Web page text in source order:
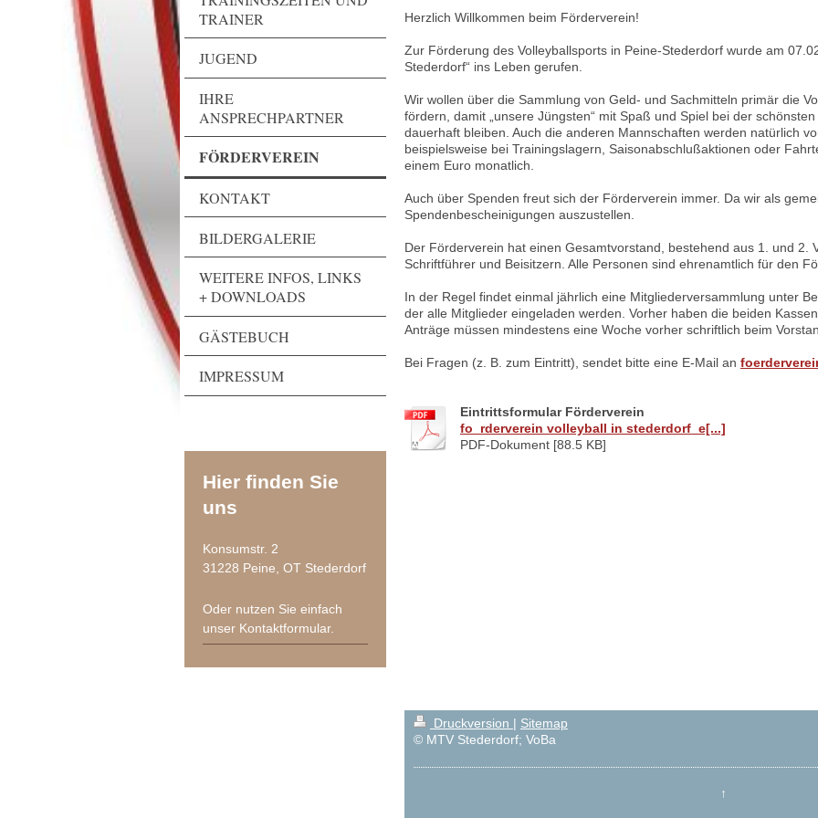
TRAINER
JUGEND
IHRE
ANSPRECHPARTNER
FÖRDERVEREIN
KONTAKT
BILDERGALERIE
WEITERE INFOS, LINKS
+ DOWNLOADS
GÄSTEBUCH
IMPRESSUM
Hier finden Sie
uns
Konsumstr. 2
31228 Peine, OT Stederdorf
Oder nutzen Sie einfach
unser Kontaktformular.
Herzlich Willkommen beim Förderverein!
Zur Förderung des Volleyballsports in Peine-Stederdorf wurde am
Stederdorf“ ins Leben gerufen.
Wir wollen über die Sammlung von Geld- und Sachmitteln primär die
fördern, damit „unsere Jüngsten“ mit Spaß und Spiel bei der
dauerhaft bleiben. Auch die anderen Mannschaften werden natürlich
beispielsweise bei Trainingslagern, Saisonabschlußaktionen oder
einem Euro monatlich.
Auch über Spenden freut sich der Förderverein immer. Da wir als
Spendenbescheinigungen auszustellen.
Der Förderverein hat einen Gesamtvorstand, bestehend aus 1. und 2.
Schriftführer und Beisitzern. Alle Personen sind ehrenamtlich für den
In der Regel findet einmal jährlich eine Mitgliederversammlung unter
der alle Mitglieder eingeladen werden. Vorher haben die beiden
Anträge müssen mindestens eine Woche vorher schriftlich beim
Bei Fragen (z. B. zum Eintritt), sendet bitte eine E-Mail an
Eintrittsformular Förderverein
fo_rderverein volleyball in stederdorf_e[...]
PDF-Dokument [88.5 KB]
Druckversion
Sitemap
© MTV Stederdorf; VoBa
↑